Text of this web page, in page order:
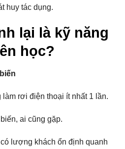
huy tác dụng.
lại là kỹ năng
học?
rơi điện thoại ít nhất 1 lần.
ai cũng gặp.
lượng khách ổn định quanh